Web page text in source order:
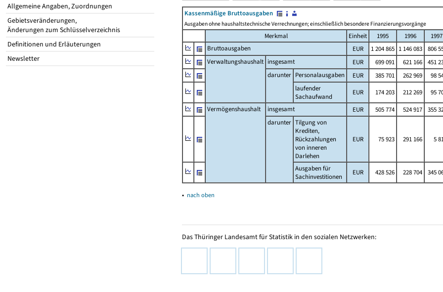
Allgemeine Angaben, Zuordnungen
Gebietsveränderungen,
Änderungen zum Schlüsselverzeichnis
Definitionen und Erläuterungen
Newsletter
Kassenmäßige Bruttoausgaben
Ausgaben ohne haushaltstechnische Verrechnungen; einschließlich besondere Finanzierungsvorgänge
Merkmal Einheit 1995 1996 1997
Bruttoausgaben
EUR 1 204 865 1 146 083 806
Verwaltungshaushalt insgesamt EUR 699 091 621 166 451
darunter Personalausgaben EUR 385 701 262 969 98
laufender
Sachaufwand
EUR 174 203 212 269 95
Vermögenshaushalt
insgesamt EUR 505 774 524 917 355
darunter Tilgung von
Krediten,
Rückzahlungen
von inneren
Darlehen
EUR 75 923 291 166 5
Ausgaben für
Sachinvestitionen
EUR 428 526 228 704 345
▴ nach oben
Das Thüringer Landesamt für Statistik in den sozialen Netzwerken: